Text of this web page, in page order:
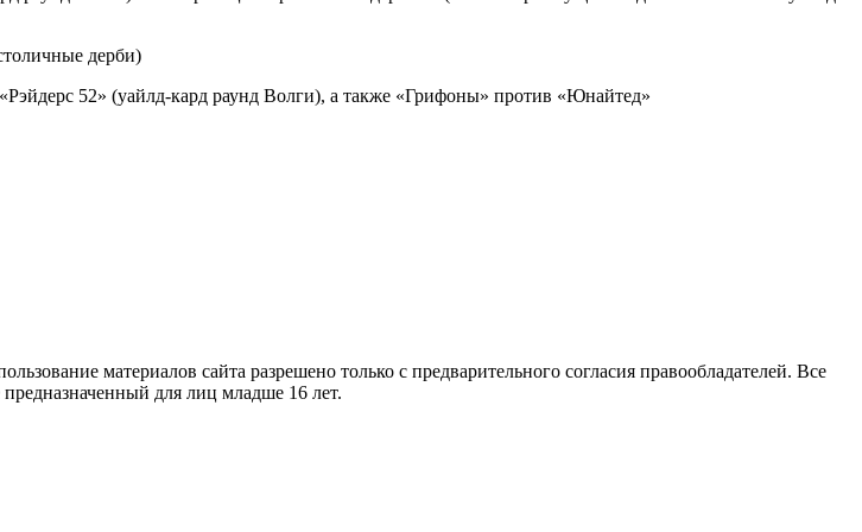
дерби)
52» (уайлд-кард раунд Волги), а также «Грифоны» против «Юнайтед»
материалов cайта разрешено только с предварительного согласия правообладателей. Все
для лиц младше 16 лет.